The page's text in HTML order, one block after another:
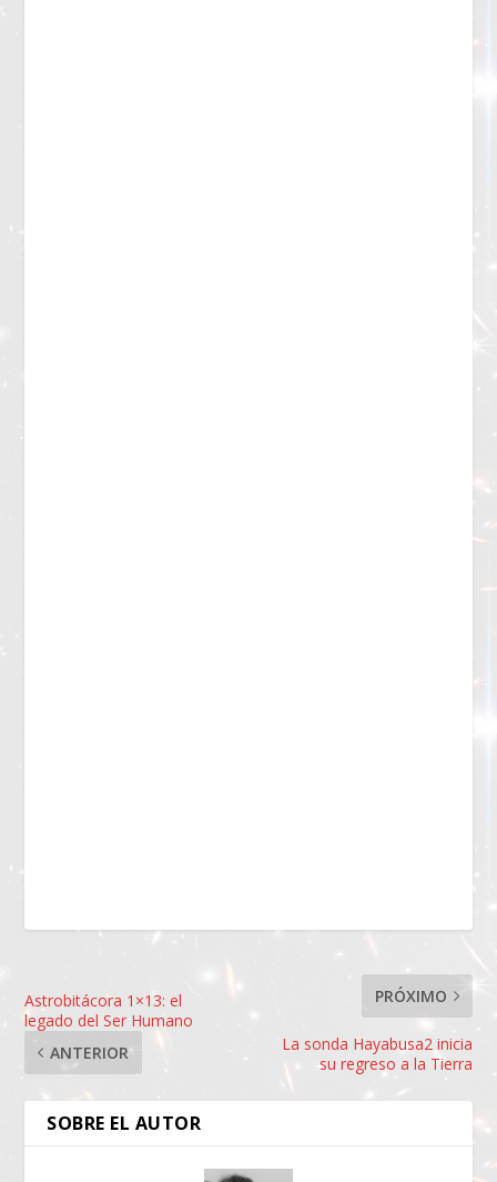
Astrobitácora 1×13: el
legado del Ser Humano
ANTERIOR
PRÓXIMO
La sonda Hayabusa2 inicia
su regreso a la Tierra
SOBRE EL AUTOR